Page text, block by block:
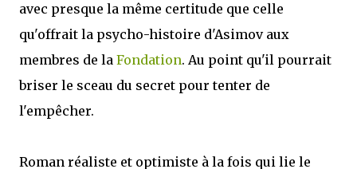
avec presque la même certitude que celle
qu'offrait la psycho-histoire d'Asimov aux
membres de la Fondation. Au point qu'il pourrait
briser le sceau du secret pour tenter de
l'empêcher.
Roman réaliste et optimiste à la fois qui lie le